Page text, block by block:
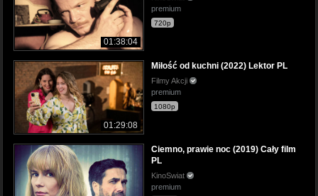
01:38:04
premium
720p
01:29:08
Miłość od kuchni (2022) Lektor PL
Filmy Akcji
premium
1080p
Ciemno, prawie noc (2019) Cały film
PL
KinoSwiat
premium